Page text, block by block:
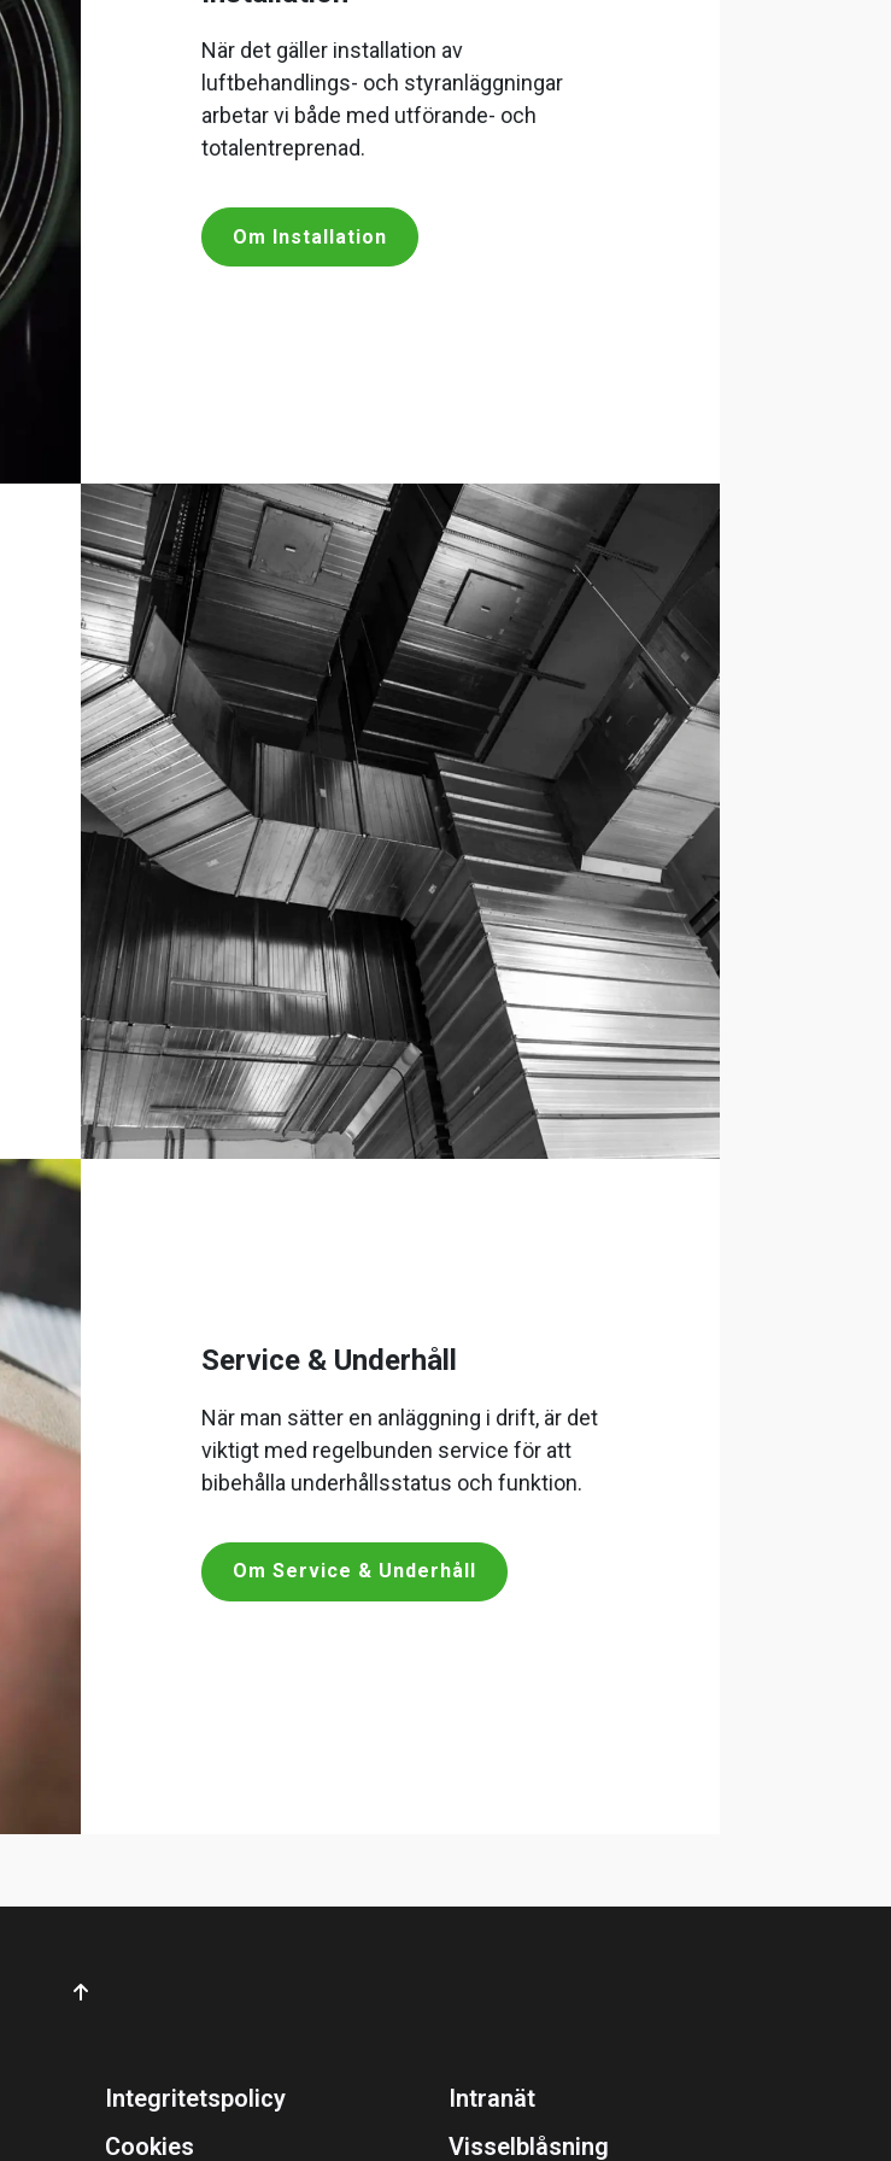
När det gäller installation av
luftbehandlings- och styranläggningar
arbetar vi både med utförande- och
totalentreprenad.
Om Installation
Service & Underhåll
När man sätter en anläggning i drift, är det
viktigt med regelbunden service för att
bibehålla underhållsstatus och funktion.
Om Service & Underhåll
Integritetspolicy
Cookies
Intranät
Visselblåsning